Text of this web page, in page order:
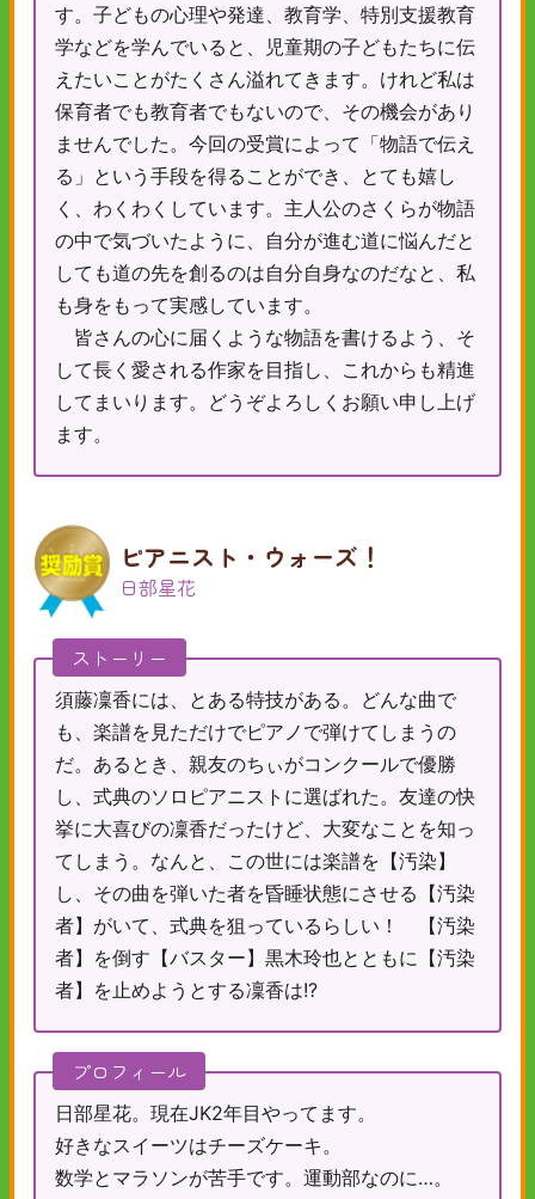
す。子どもの心理や発達、教育学、特別支援教育
学などを学んでいると、児童期の子どもたちに伝
えたいことがたくさん溢れてきます。けれど私は
保育者でも教育者でもないので、その機会があり
ませんでした。今回の受賞によって「物語で伝え
る」という手段を得ることができ、とても嬉し
く、わくわくしています。主人公のさくらが物語
の中で気づいたように、自分が進む道に悩んだと
しても道の先を創るのは自分自身なのだなと、私
も身をもって実感しています。
皆さんの心に届くような物語を書けるよう、そ
して長く愛される作家を目指し、これからも精進
してまいります。どうぞよろしくお願い申し上げ
ます。
ピアニスト・ウォーズ！
日部星花
ストーリー
須藤凜香には、とある特技がある。どんな曲で
も、楽譜を見ただけでピアノで弾けてしまうの
だ。あるとき、親友のちぃがコンクールで優勝
し、式典のソロピアニストに選ばれた。友達の快
挙に大喜びの凜香だったけど、大変なことを知っ
てしまう。なんと、この世には楽譜を【汚染】
し、その曲を弾いた者を昏睡状態にさせる【汚染
者】がいて、式典を狙っているらしい！ 【汚染
者】を倒す【バスター】黒木玲也とともに【汚染
者】を止めようとする凜香は!?
プロフィール
日部星花。現在JK2年目やってます。
好きなスイーツはチーズケーキ。
数学とマラソンが苦手です。運動部なのに…。